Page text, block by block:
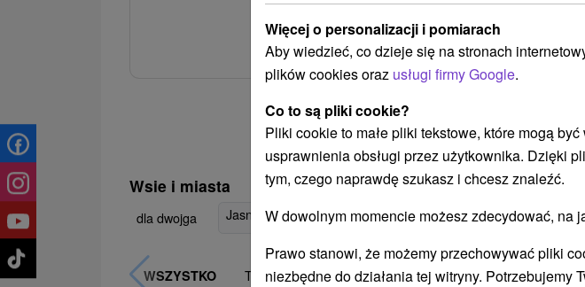
Ciesz się swoim pobytem i zyskaj karnety narciarskie/
Wysokie Tatry oraz wejścia do aquaparków dla każdej osoby.
Zobacz więcej
Wsie i miasta
dla dwojga Jasná (10) Demänovská Dolina (2)
WSZYSTKO TOP - BESTSELLERY NAJTAŃSZE
Więcej o personalizacji i pomiarach
Aby wiedzieć, co dzieje się na stronach
plików cookies oraz usługi firmy Google.
Co to są pliki cookie?
Pliki cookie to małe pliki tekstowe, które mogą
usprawnienia obsługi przez użytkownika. Dzięki
tym, czego naprawdę szukasz i chcesz znaleźć.
W dowolnym momencie możesz zdecydować, na
Prawo stanowi, że możemy przechowywać pliki
niezbędne do działania tej witryny.